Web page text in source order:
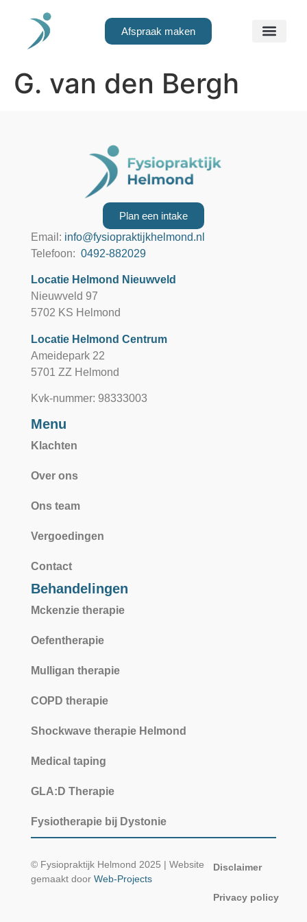
Afspraak maken
G. van den Bergh
Plan een intake
Email: info@fysiopraktijkhelmond.nl
Telefoon: 0492-882029
Locatie Helmond Nieuwveld
Nieuwveld 97
5702 KS Helmond
Locatie Helmond Centrum
Ameidepark 22
5701 ZZ Helmond
Kvk-nummer: 98333003
Menu
Klachten
Over ons
Ons team
Vergoedingen
Contact
Behandelingen
Mckenzie therapie
Oefentherapie
Mulligan therapie
COPD therapie
Shockwave therapie Helmond
Medical taping
GLA:D Therapie
Fysiotherapie bij Dystonie
© Fysiopraktijk Helmond 2025 | Website
gemaakt door Web-Projects
Disclaimer
Privacy policy